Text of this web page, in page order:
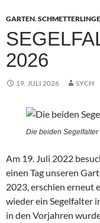
GARTEN,SCHMETTERLINGE
2026
19. JULI 2026 SYCH
Die beiden
Am 19. Juli 2022
einen Tag unseren
2023, erschien erneut
wieder ein Segelfalter
in den Vorjahren